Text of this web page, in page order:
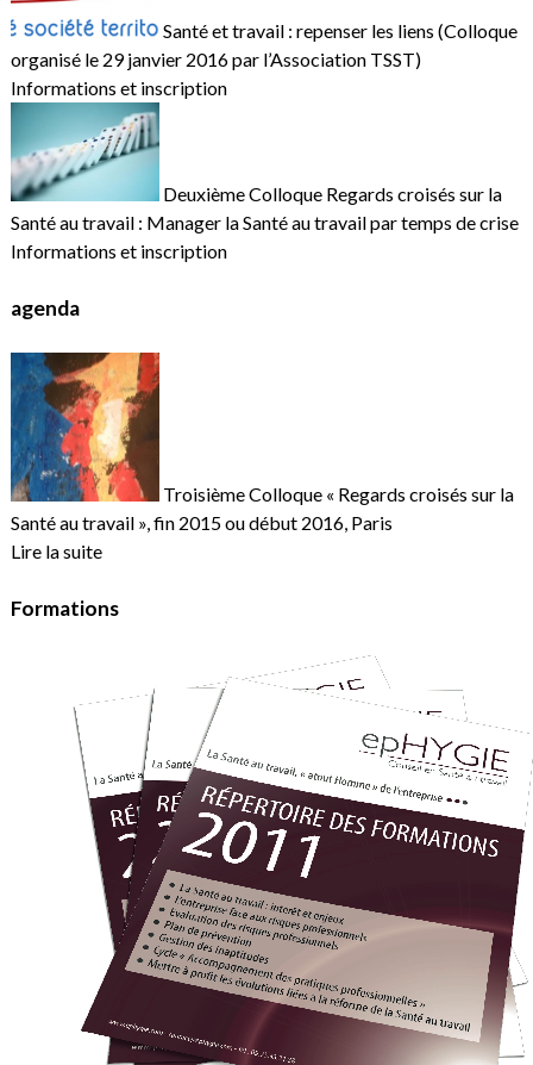
Santé et travail : repenser les liens (Colloque
organisé le 29 janvier 2016 par l’Association TSST)
Informations et inscription
Deuxième Colloque Regards croisés sur la
Santé au travail : Manager la Santé au travail par temps de crise
Informations et inscription
agenda
Troisième Colloque « Regards croisés sur la
Santé au travail », fin 2015 ou début 2016, Paris
Lire la suite
Formations